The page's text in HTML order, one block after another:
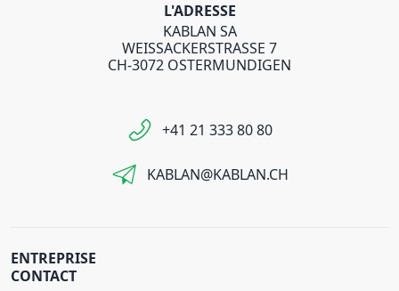
L'ADRESSE
KABLAN SA
WEISSACKERSTRASSE 7
CH-3072 OSTERMUNDIGEN
+41 21 333 80 80
KABLAN@KABLAN.CH
ENTREPRISE
CONTACT